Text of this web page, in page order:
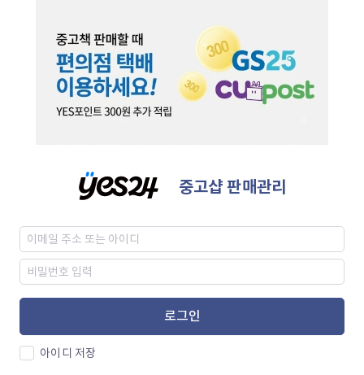
중고샵 판매관리
로그인
아이디 저장